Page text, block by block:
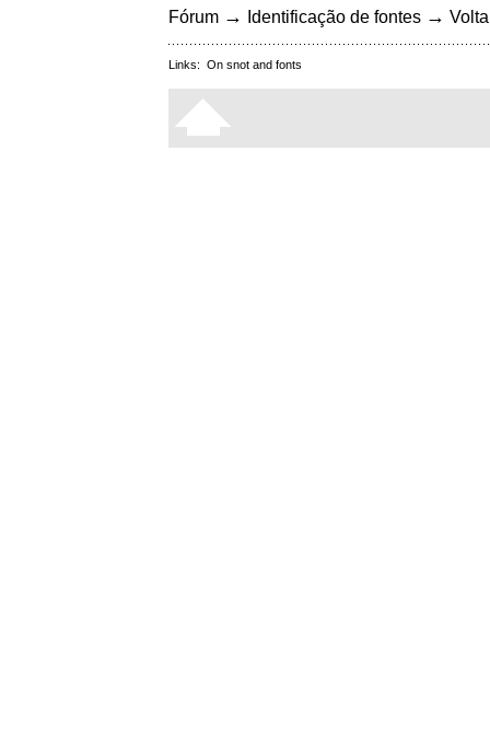
Fórum → Identificação de fontes →
Links: On snot and fonts